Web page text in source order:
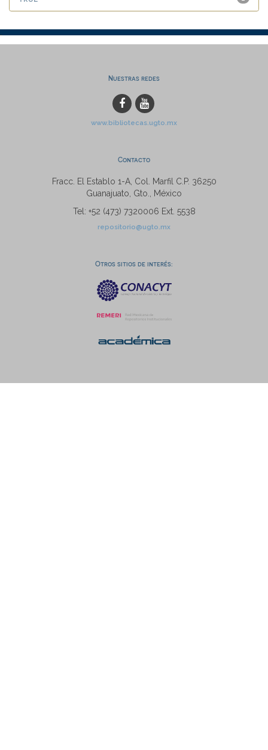
Nuestras redes
www.bibliotecas.ugto.mx
Contacto
Fracc. El Establo 1-A, Col. Marfil C.P. 36250
Guanajuato, Gto., México
Tel: +52 (473) 7320006 Ext. 5538
repositorio@ugto.mx
Otros sitios de interés: